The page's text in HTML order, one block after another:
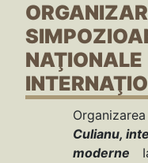
Culianu,
moderne